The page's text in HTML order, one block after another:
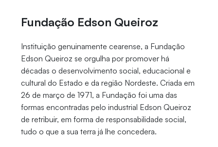
Fundação Edson Queiroz
Instituição genuinamente cearense, a Fundação
Edson Queiroz se orgulha por promover há
décadas o desenvolvimento social, educacional e
cultural do Estado e da região Nordeste. Criada em
26 de março de 1971, a Fundação foi uma das
formas encontradas pelo industrial Edson Queiroz
de retribuir, em forma de responsabilidade social,
tudo o que a sua terra já lhe concedera.